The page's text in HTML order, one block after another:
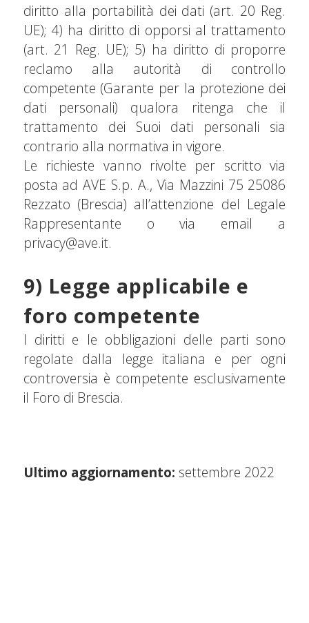
diritto alla portabilità dei dati (art. 20 Reg.
UE); 4) ha diritto di opporsi al trattamento
(art. 21 Reg. UE); 5) ha diritto di proporre
reclamo alla autorità di controllo
competente (Garante per la protezione dei
dati personali) qualora ritenga che il
trattamento dei Suoi dati personali sia
contrario alla normativa in vigore.
Le richieste vanno rivolte per scritto via
posta ad AVE S.p. A., Via Mazzini 75 25086
Rezzato (Brescia) all’attenzione del Legale
Rappresentante o via email a
privacy@ave.it.
9) Legge applicabile e
foro competente
I diritti e le obbligazioni delle parti sono
regolate dalla legge italiana e per ogni
controversia è competente esclusivamente
il Foro di Brescia.
Ultimo aggiornamento: settembre 2022